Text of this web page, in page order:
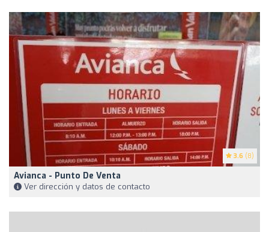
3.6 (8)
Avianca - Punto De Venta
Ver dirección y datos de contacto